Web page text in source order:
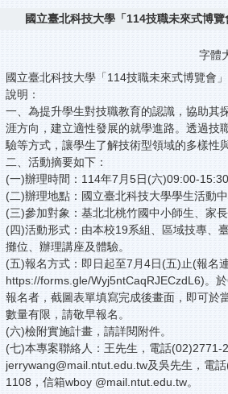
國立臺北科技大學「114技職未來式博覽
字體
國立臺北科技大學「114技職未來式博覽會」
說明：
一、為提升學生對技職教育的認識，協助其
涯方向，建立適性發展的就學進路。透過技
驗等方式，讓學生了解技術型領域的多樣性
二、活動摘要如下：
(一)辦理時間：114年7月5日(六)09:00-15:30
(二)辦理地點：國立臺北科技大學學生活動
(三)參加對象：基北北桃竹國中小師生、家
(四)活動形式：由本校19系組、區域技專、
攤位、辦理講座及體驗。
(五)報名方式：即日起至7月4日(五)止(報名
https://forms.gle/Wyj5ntCaqRJECzdL6)。
報名者，截圖表單填寫完成後畫面，即可於
數量有限，請敬早報名。
(六)檢附實施計畫，請詳閱附件。
(七)本專案聯絡人：王先生，電話(02)2771-
jerrywang@mail.ntut.edu.tw及吳先生，電
1108，信箱wboy @mail.ntut.edu.tw。